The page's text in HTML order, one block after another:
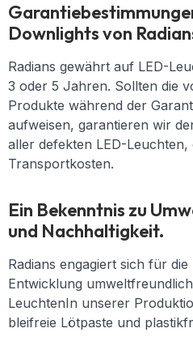
Downlights von
Radians gewährt auf LED-
3 oder 5 Jahren. Sollten die
Produkte während der
aufweisen, garantieren wir
aller defekten LED-Leuchten,
Transportkosten.
Ein Bekenntnis zu
und Nachhaltigkeit.
Radians engagiert sich für
Entwicklung
LeuchtenIn unserer
bleifreie Lötpaste und